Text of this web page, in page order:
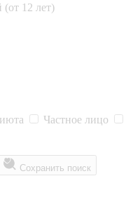
12 лет)
Частное лицо
Сохранить поиск